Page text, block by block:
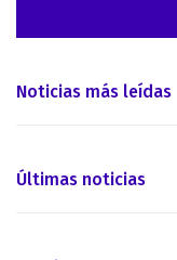
Noticias más leídas
Últimas noticias